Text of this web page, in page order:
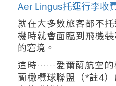
Aer Lingus托運行李收
就在大多數旅客都不
機時就會面臨到飛機
的窘境。
這時⋯⋯愛爾蘭航空的
蘭橄欖球聯盟（*註4